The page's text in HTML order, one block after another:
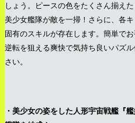
しょう。ピースの色をたくさん揃え
美少女艦隊が敵を一掃！さらに、各
固有のスキルが存在します。簡単で
逆転を狙える爽快で気持ち良いパズ
さい。
・美少女の姿をした人形宇宙戦艦『